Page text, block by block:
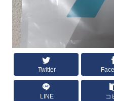
Twitter
LINE コ